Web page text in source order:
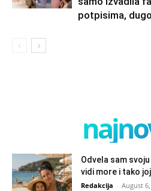
potpisima,
Odvela sam
vidi more i tako
Redakcija - August